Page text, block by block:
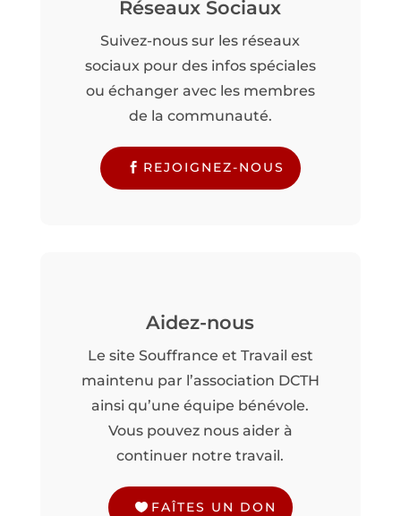
Réseaux Sociaux
Suivez-nous sur les réseaux
sociaux pour des infos spéciales
ou échanger avec les membres
de la communauté.
REJOIGNEZ-NOUS
Aidez-nous
Le site Souffrance et Travail est
maintenu par l’association DCTH
ainsi qu’une équipe bénévole.
Vous pouvez nous aider à
continuer notre travail.
FAÎTES UN DON